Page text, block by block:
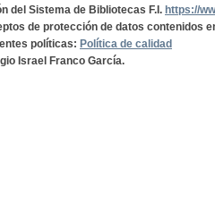
del Sistema de Bibliotecas F.I. https://
de protección de datos contenidos
políticas: Política de calidad
Israel Franco García.